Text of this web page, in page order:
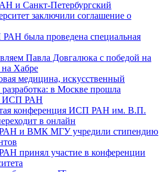
и Санкт-Петербургский
заключили соглашение о
была проведена специальная
Павла Довгалюка с победой на
на Хабре
медицина, искусственный
разработка: в Москве прошла
ИСП РАН
конференция ИСП РАН им. В.П.
в онлайн
и ВМК МГУ учредили стипендию
принял участие в конференции